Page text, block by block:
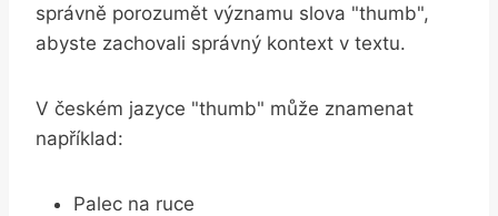
správně porozumět⁣ významu slova "thumb",
⁣abyste zachovali správný kontext v textu.
V českém ⁤jazyce "thumb" může znamenat
například:
Palec na ruce